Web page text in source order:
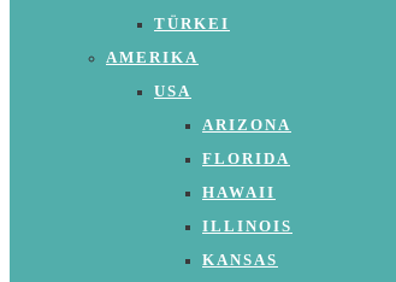
TÜRKEI
AMERIKA
USA
ARIZONA
FLORIDA
HAWAII
ILLINOIS
KANSAS